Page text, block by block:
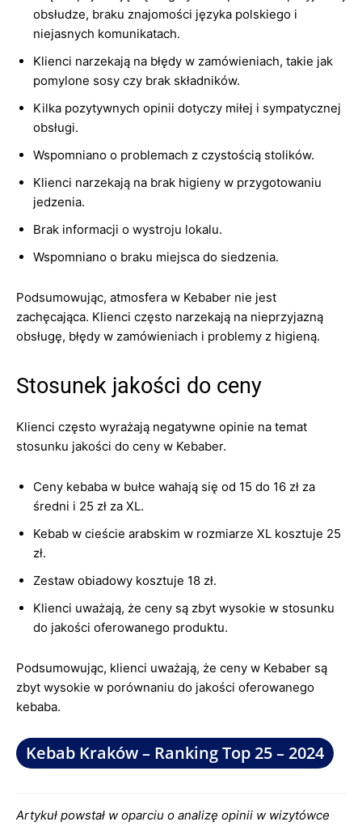
obsłudze, braku znajomości języka polskiego i
niejasnych komunikatach.
Klienci narzekają na błędy w zamówieniach, takie jak
pomylone sosy czy brak składników.
Kilka pozytywnych opinii dotyczy miłej i sympatycznej
obsługi.
Wspomniano o problemach z czystością stolików.
Klienci narzekają na brak higieny w przygotowaniu
jedzenia.
Brak informacji o wystroju lokalu.
Wspomniano o braku miejsca do siedzenia.
Podsumowując, atmosfera w Kebaber nie jest
zachęcająca. Klienci często narzekają na nieprzyjazną
obsługę, błędy w zamówieniach i problemy z higieną.
Stosunek jakości do ceny
Klienci często wyrażają negatywne opinie na temat
stosunku jakości do ceny w Kebaber.
Ceny kebaba w bułce wahają się od 15 do 16 zł za
średni i 25 zł za XL.
Kebab w cieście arabskim w rozmiarze XL kosztuje 25
zł.
Zestaw obiadowy kosztuje 18 zł.
Klienci uważają, że ceny są zbyt wysokie w stosunku
do jakości oferowanego produktu.
Podsumowując, klienci uważają, że ceny w Kebaber są
zbyt wysokie w porównaniu do jakości oferowanego
kebaba.
Kebab Kraków – Ranking Top 25 – 2024
Artykuł powstał w oparciu o analizę opinii w wizytówce